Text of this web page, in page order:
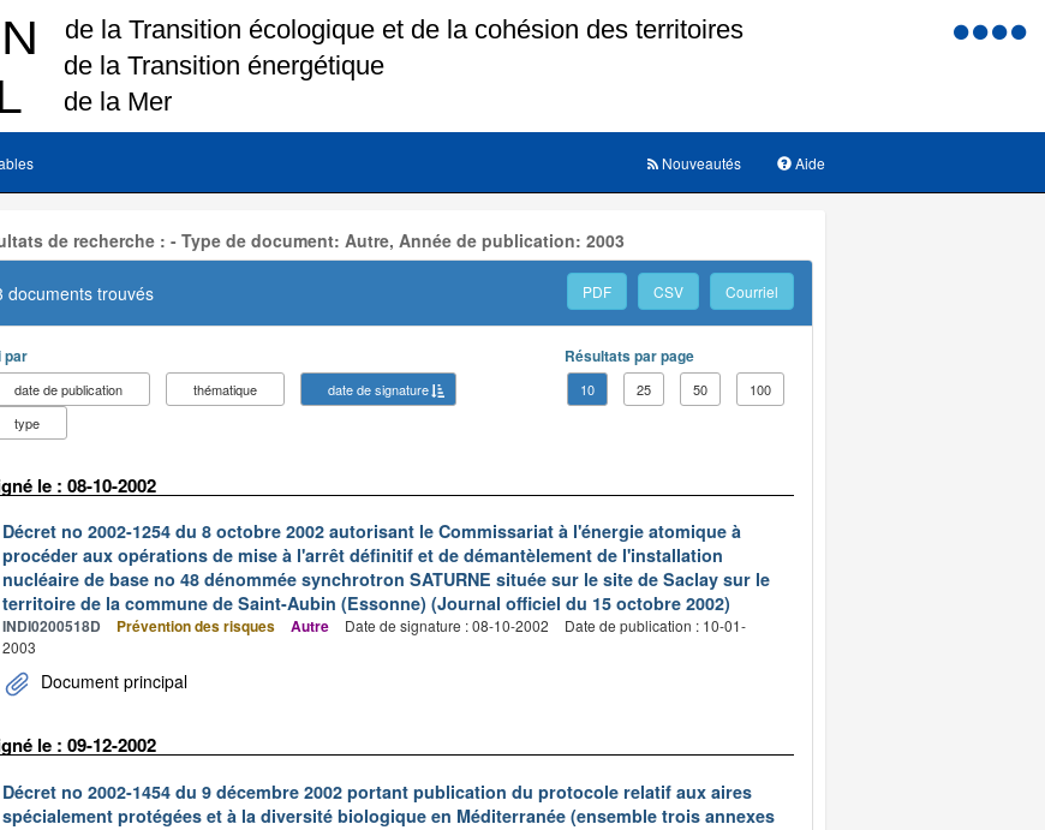
Menu
Aide
Nouveautés
de recherche : - Type de document: Autre, Année de publication: 2003
documents trouvés PDF CSV Courriel
par
date de publication thématique
date de signature
type
Résultats par page
10 25 50 100
le : 08-10-2002
Décret no 2002-1254 du 8 octobre 2002 autorisant le Commissariat à l'énergie atomique à
procéder aux opérations de mise à l'arrêt définitif et de démantèlement de l'installation
nucléaire de base no 48 dénommée synchrotron SATURNE située sur le site de Saclay sur le
territoire de la commune de Saint-Aubin (Essonne) (Journal officiel du 15 octobre 2002)
INDI0200518D Prévention des risques Autre Date de signature : 08-10-2002
Date de publication : 10-01-
2003
Document principal
le : 09-12-2002
Décret no 2002-1454 du 9 décembre 2002 portant publication du protocole relatif aux aires
spécialement protégées et à la diversité biologique en Méditerranée (ensemble trois annexes